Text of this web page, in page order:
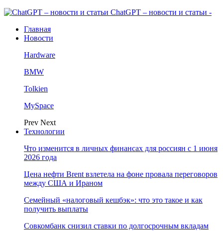
ChatGPT – новости и статьи -
Главная
Новости
Hardware
BMW
Tolkien
MySpace
Prev Next
Технологии
Что изменится в личных финансах для россиян с 1 июня
2026 года
Цена нефти Brent взлетела на фоне провала переговоров
между США и Ираном
Семейный «налоговый кешбэк»: что это такое и как
получить выплаты
Совкомбанк снизил ставки по долгосрочным вкладам